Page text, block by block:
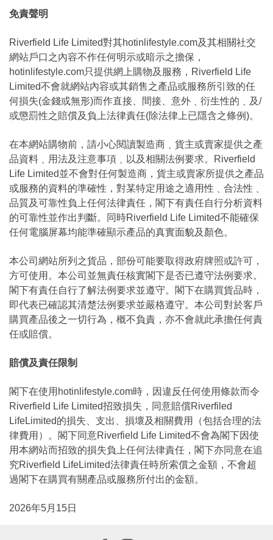
免責聲明
Riverfield Life Limited對其hotinlifestyle.com及其相關社交
網站戶口之內容不作任何明示或暗示之擔保，
hotinlifestyle.com只提供網上購物及服務，Riverfield Life
Limited不會就網站內容或其銷售之產品或服務所引致的任
何損失(金錢或無形)而作直接、間接、意外﹑衍生性的﹑及/
或懲罰性之賠償及負上法律責任(除法律上已隱含之條例)。
在本網站購物前，請小心閱讀製造商﹑貨主或賣家提供之產
品資料﹑用法及注意事項﹑以及相關法例要求。Riverfield
Life Limited並不會對任何製造商，貨主或賣家所提供之產品
或服務的資料的準確性，對某特定用途之適用性﹑合法性﹑
品質及可靠性負上任何法律責任，閣下有責任自行分析資料
的可靠性並作出判斷。同時Riverfield Life Limited不能確保
任何電腦屏幕均能準確顯示產品的真實面貌及顏色。
本公司網站所列之貨品，部份可能要取得政府牌照或許可，
方可使用。本公司並無責任核實閣下是否已遵守法例要求。
閣下有責任自行了解法例要求並遵守。閣下在購買貨品時，
即代表已確認其清楚法例要求並嚴格遵守。本公司對於客戶
購買產品後之一切行為，概不負責，亦不會就此承擔任何責
任或賠償。
賠償及責任限制
閣下在使用hotinlifestyle.com時，因違反任何使用條款而令
Riverfield Life Limited招致損失，同意賠償Riverfiled
LifeLimited的損失、支出、損壞及相關費用（包括合理的法
律費用）。閣下同意Riverfield Life Limited不會為閣下因使
用本網站而招致的損失負上任何法律責任，閣下亦同意在追
究Riverfield LifeLimited法律責任時所索償之金額，不會超
過閣下在購買有關產品或服務所付出的金額。
2026年5月15日